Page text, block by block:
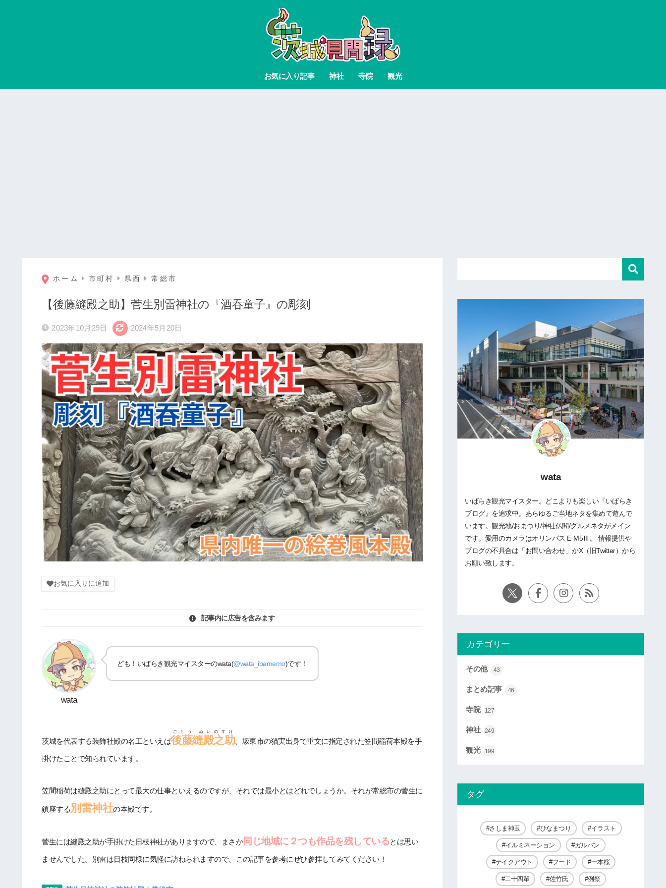
お気に入り記事 神社 寺院 観光
ホーム 市町村 県西 常総市
【後藤縫殿之助】菅生別雷神社の『酒吞童子』の彫刻
2023年10月29日 2024年5月20日
お気に入りに追加
記事内に広告を含みます
wata
ども！いばらき観光マイスターのwata(@wata_ibamemo)です！
茨城を代表する装飾社殿の名工といえば後藤縫殿之助
ごとう ぬいのすけ
。坂東市の猫実出身で重文に指定された笠間稲荷本殿を手
掛けたことで知られています。
笠間稲荷は縫殿之助にとって最大の仕事といえるのですが、それでは最小とはどれでしょうか。それが常総市の菅生に
鎮座する別雷神社の本殿です。
菅生には縫殿之助が手掛けた日枝神社がありますので、まさか同じ地域に２つも作品を残しているとは思い
ませんでした。別雷は日枝同様に気軽に訪ねられますので、この記事を参考にぜひ参拝してみてください！
wata
いばらき観光マイスター。どこよりも楽しい『いばらき
ブログ』を追求中。あらゆるご当地ネタを集めて遊んで
います。観光地/おまつり/神社仏閣/グルメネタがメイン
です。愛用のカメラはオリンパス E-M5Ⅲ。 情報提供や
ブログの不具合は「お問い合わせ」かX（旧Twitter）から
お願い致します。
カテゴリー
その他 43
まとめ記事 46
寺院 127
神社 249
観光 199
タグ
さしま神玉 ひなまつり イラスト
イルミネーション ガルパン
テイクアウト フード 一本桜
二十四輩 佐竹氏 例祭